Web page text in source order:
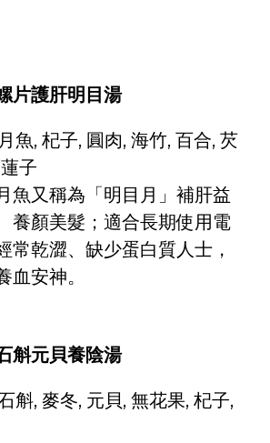
片護肝明目湯
魚, 杞子, 圓肉, 海竹, 百合, 芡
子
魚又稱為「明目月」補肝益
養顏美髮；適合長期使用電
常乾澀、缺少蛋白質人士，
血安神。
斛元貝養陰湯
斛, 麥冬, 元貝, 無花果, 杞子,